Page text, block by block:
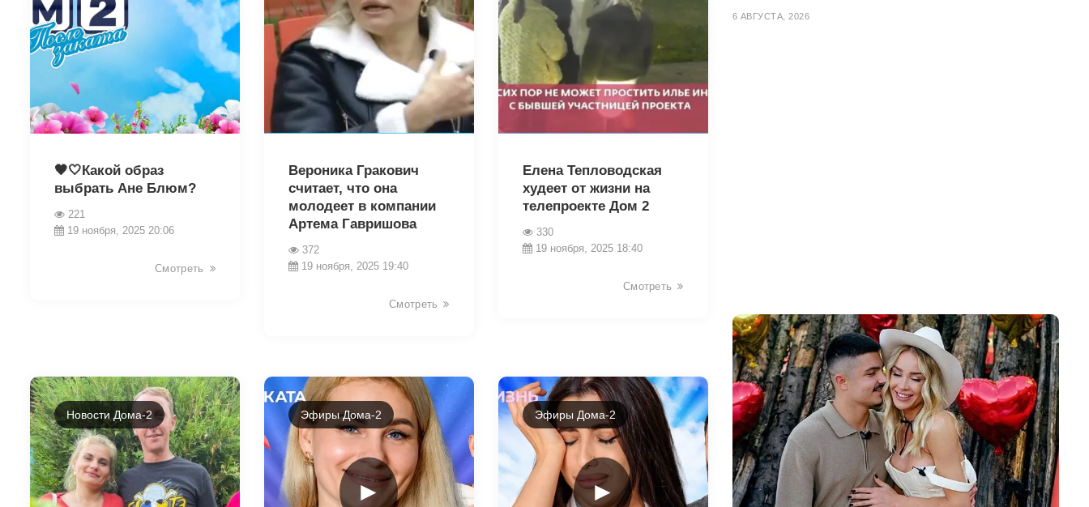
🖤🤍Какой образ
выбрать Ане Блюм?
221
19 ноября, 2025 20:06
Смотреть
Вероника Гракович
считает, что она
молодеет в компании
Артема Гавришова
372
19 ноября, 2025 19:40
Смотреть
Елена Тепловодская
худеет от жизни на
телепроекте Дом 2
330
19 ноября, 2025 18:40
Смотреть
Новости Дома-2
►
Эфиры Дома-2
►
Эфиры Дома-2
6 АВГУСТА, 2026